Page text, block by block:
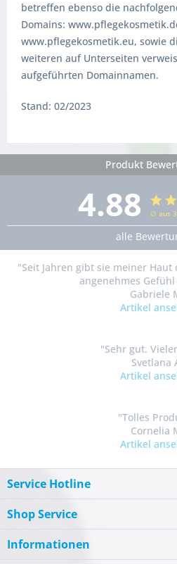
betreffen ebenso die
Domains:
www.pflegekosmetik.eu, sowie
weiteren auf Unterseiten
aufgeführten Domainnamen.
Stand: 02/2023
Produkt
4.88 ∅ aus
alle
"Seit Jahren gibt sie meiner
angenehmes
Gabriele
Artikel
"Sehr gut.
Svetlana
Artikel
"Tolles
Cornelia
Artikel
Service Hotline
Shop Service
Informationen